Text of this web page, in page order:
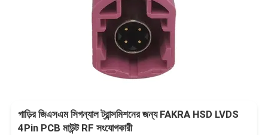
গাড়ির জিএসএম সিগন্যাল ট্রান্সমিশনের জন্য FAKRA HSD LVDS
4Pin PCB মাউন্ট RF সংযোগকারী